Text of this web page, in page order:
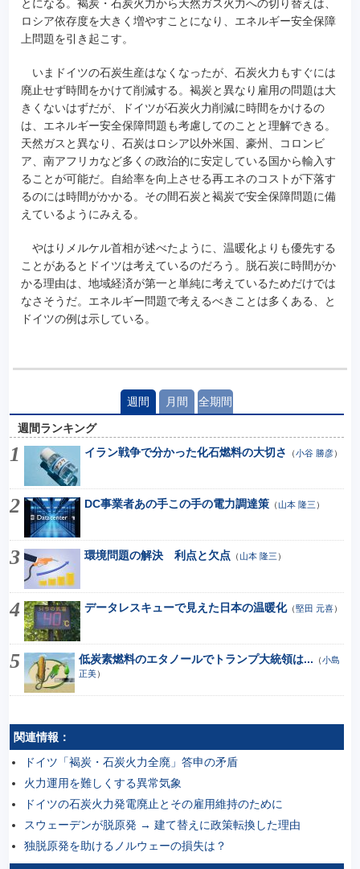
とになる。褐炭・石炭火力から天然ガス火力への切り替えは、
ロシア依存度を大きく増やすことになり、エネルギー安全保障
上問題を引き起こす。
いまドイツの石炭生産はなくなったが、石炭火力もすぐには
廃止せず時間をかけて削減する。褐炭と異なり雇用の問題は大
きくないはずだが、ドイツが石炭火力削減に時間をかけるの
は、エネルギー安全保障問題も考慮してのことと理解できる。
天然ガスと異なり、石炭はロシア以外米国、豪州、コロンビ
ア、南アフリカなど多くの政治的に安定している国から輸入す
ることが可能だ。自給率を向上させる再エネのコストが下落す
るのには時間がかかる。その間石炭と褐炭で安全保障問題に備
えているようにみえる。
やはりメルケル首相が述べたように、温暖化よりも優先する
ことがあるとドイツは考えているのだろう。脱石炭に時間がか
かる理由は、地域経済が第一と単純に考えているためだけでは
なさそうだ。エネルギー問題で考えるべきことは多くある、と
ドイツの例は示している。
週間 月間 全期間
週間ランキング
イラン戦争で分かった化石燃料の大切さ
（小谷 勝彦）
DC事業者あの手この手の電力調達策（山本 隆三 ）
環境問題の解決 利点と欠点 （山本 隆三 ）
データレスキューで見えた日本の温暖化（堅田 元喜）
低炭素燃料のエタノールでトランプ大統領は... （小島
正美）
関連情報：
ドイツ「褐炭・石炭火力全廃」答申の矛盾
火力運用を難しくする異常気象
ドイツの石炭火力発電廃止とその雇用維持のために
スウェーデンが脱原発 → 建て替えに政策転換した理由
独脱原発を助けるノルウェーの損失は？